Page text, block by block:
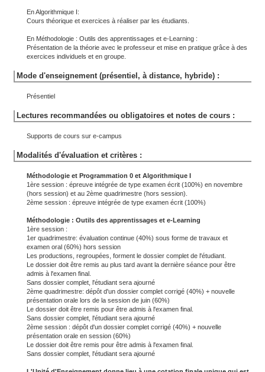
En Algorithmique I:
Cours théorique et exercices à réaliser par les étudiants.
En Méthodologie : Outils des apprentissages et e-Learning :
Présentation de la théorie avec le professeur et mise en pratique grâce à des
exercices individuels et en groupe.
Mode d'enseignement (présentiel, à distance, hybride) :
Présentiel
Lectures recommandées ou obligatoires et notes de cours :
Supports de cours sur e-campus
Modalités d'évaluation et critères :
Méthodologie et Programmation 0 et Algorithmique I
1ère session : épreuve intégrée de type examen écrit (100%) en novembre
(hors session) et au 2ème quadrimestre (hors session).
2ème session : épreuve intégrée de type examen écrit (100%)
Méthodologie : Outils des apprentissages et e-Learning
1ère session :
1er quadrimestre: évaluation continue (40%) sous forme de travaux et
examen oral (60%) hors session
Les productions, regroupées, forment le dossier complet de l'étudiant.
Le dossier doit être remis au plus tard avant la dernière séance pour être
admis à l'examen final.
Sans dossier complet, l'étudiant sera ajourné
2ème quadrimestre: dépôt d'un dossier complet corrigé (40%) + nouvelle
présentation orale lors de la session de juin (60%)
Le dossier doit être remis pour être admis à l'examen final.
Sans dossier complet, l'étudiant sera ajourné
2ème session : dépôt d'un dossier complet corrigé (40%) + nouvelle
présentation orale en session (60%)
Le dossier doit être remis pour être admis à l'examen final.
Sans dossier complet, l'étudiant sera ajourné